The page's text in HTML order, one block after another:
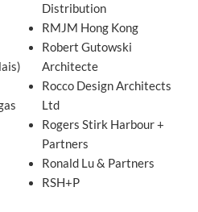
Distribution
RMJM Hong Kong
Robert Gutowski
Architecte
Rocco Design Architects
Ltd
Rogers Stirk Harbour +
Partners
Ronald Lu & Partners
RSH+P